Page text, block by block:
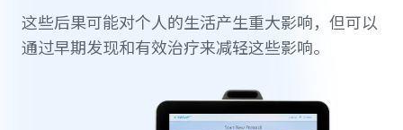
这些后果可能对个人的生活产生重大影响，但可以
通过早期发现和有效治疗来减轻这些影响。